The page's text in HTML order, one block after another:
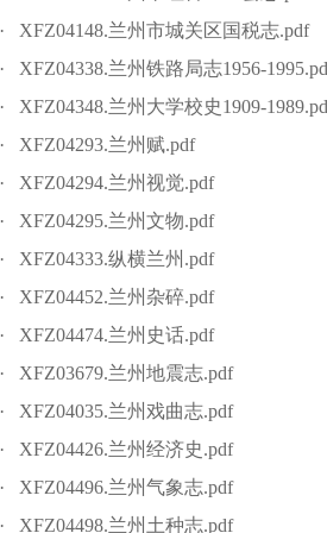
· XFZ04148.兰州市城关区国税志.pdf
· XFZ04338.兰州铁路局志1956-
· XFZ04348.兰州大学校史1909-
· XFZ04293.兰州赋.pdf
· XFZ04294.兰州视觉.pdf
· XFZ04295.兰州文物.pdf
· XFZ04333.纵横兰州.pdf
· XFZ04452.兰州杂碎.pdf
· XFZ04474.兰州史话.pdf
· XFZ03679.兰州地震志.pdf
· XFZ04035.兰州戏曲志.pdf
· XFZ04426.兰州经济史.pdf
· XFZ04496.兰州气象志.pdf
· XFZ04498.兰州土种志.pdf